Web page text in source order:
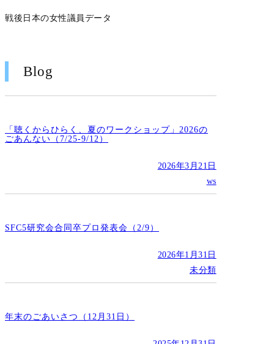
戦後日本の女性議員データ
Blog
「聴くからひらく、夏のワークショップ」2026の
ごあんない（7/25-9/12）
2026年3月21日
ws
SFC5研究会合同卒プロ発表会（2/9）
2026年1月31日
未分類
年末のごあいさつ（12月31日）